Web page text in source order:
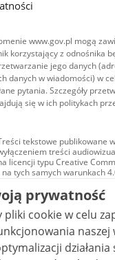
www.gov.pl mogą
korzystający z odnośnika
jego danych
danych w wiadomości) w
pytania. Szczegóły
się w ich politykach
tekstowe publikowane
treści
licencji typu Creative
na tych samych warunkach
audiowizualne, w
i wideo, są udostępniane
Commons: uznanie
- bez utworów
ND 4.0), o ile nie jest to
prywatność
cookie w celu
działania strony.